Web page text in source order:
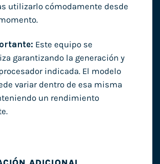
utilizarlo cómodamente desde
Este equipo se
garantizando la generación y
indicada. El modelo
variar dentro de esa misma
un rendimiento